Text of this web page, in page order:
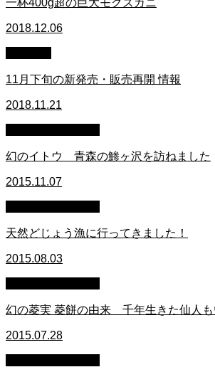
2018.12.06
11月下旬の新発売・販売再開 情報
2018.11.21
幻のイトウ 青森の鯵ヶ沢を訪ねました
2015.11.07
天然どじょう漁に行ってきました！
2015.08.03
幻の菱実 菱餅の由来 千年生きた仙人も
2015.07.28